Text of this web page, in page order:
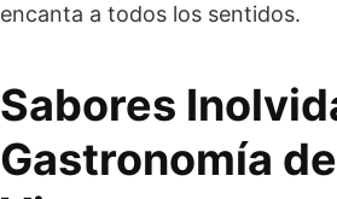
encanta a todos los sentidos.
Sabores
Gastronomía